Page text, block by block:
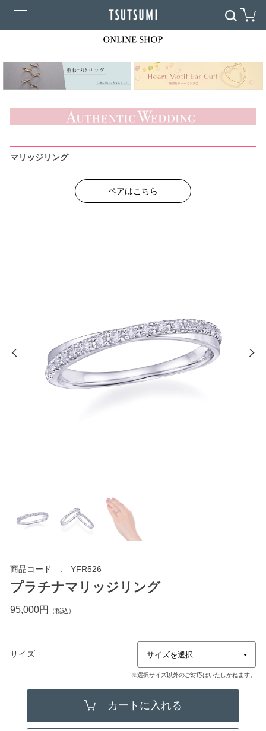
マリッジリング
ペアはこちら
商品コード YFR526
プラチナマリッジリング
95,000円 （税込）
サイズ
※選択サイズ以外のご対応はいたしかねます。